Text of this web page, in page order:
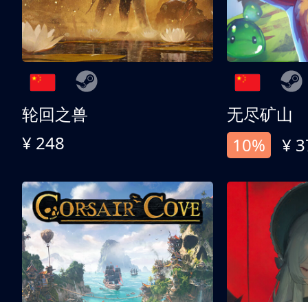
轮回之兽
¥ 248
无尽矿山
10%
¥